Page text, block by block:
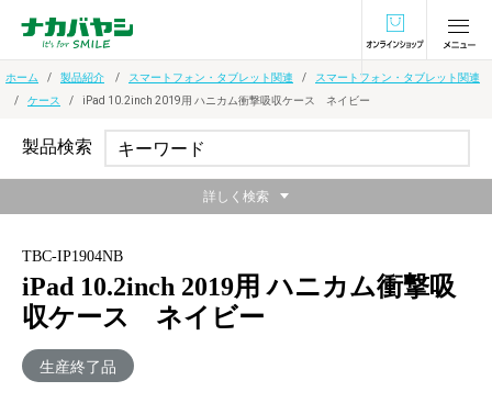
オンラインショ
ホーム 製品紹介 スマートフォン・タブレット関連
スマートフォン・タブレット関連
ケース
iPad 10.2inch 2019用 ハニカム衝撃吸収ケース ネイビー
TBC-IP1904NB
iPad 10.2inch 2019用 ハニカム衝撃吸
収ケース ネイビー
生産終了品
製品検索
詳しく検索